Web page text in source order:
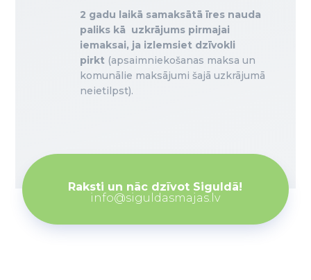
2 gadu laikā samaksātā īres nauda
paliks kā uzkrājums pirmajai
iemaksai, ja izlemsiet dzīvokli
pirkt (apsaimniekošanas maksa un
komunālie maksājumi šajā uzkrājumā
neietilpst).
Raksti un nāc dzīvot Siguldā!
info@siguldasmajas.lv